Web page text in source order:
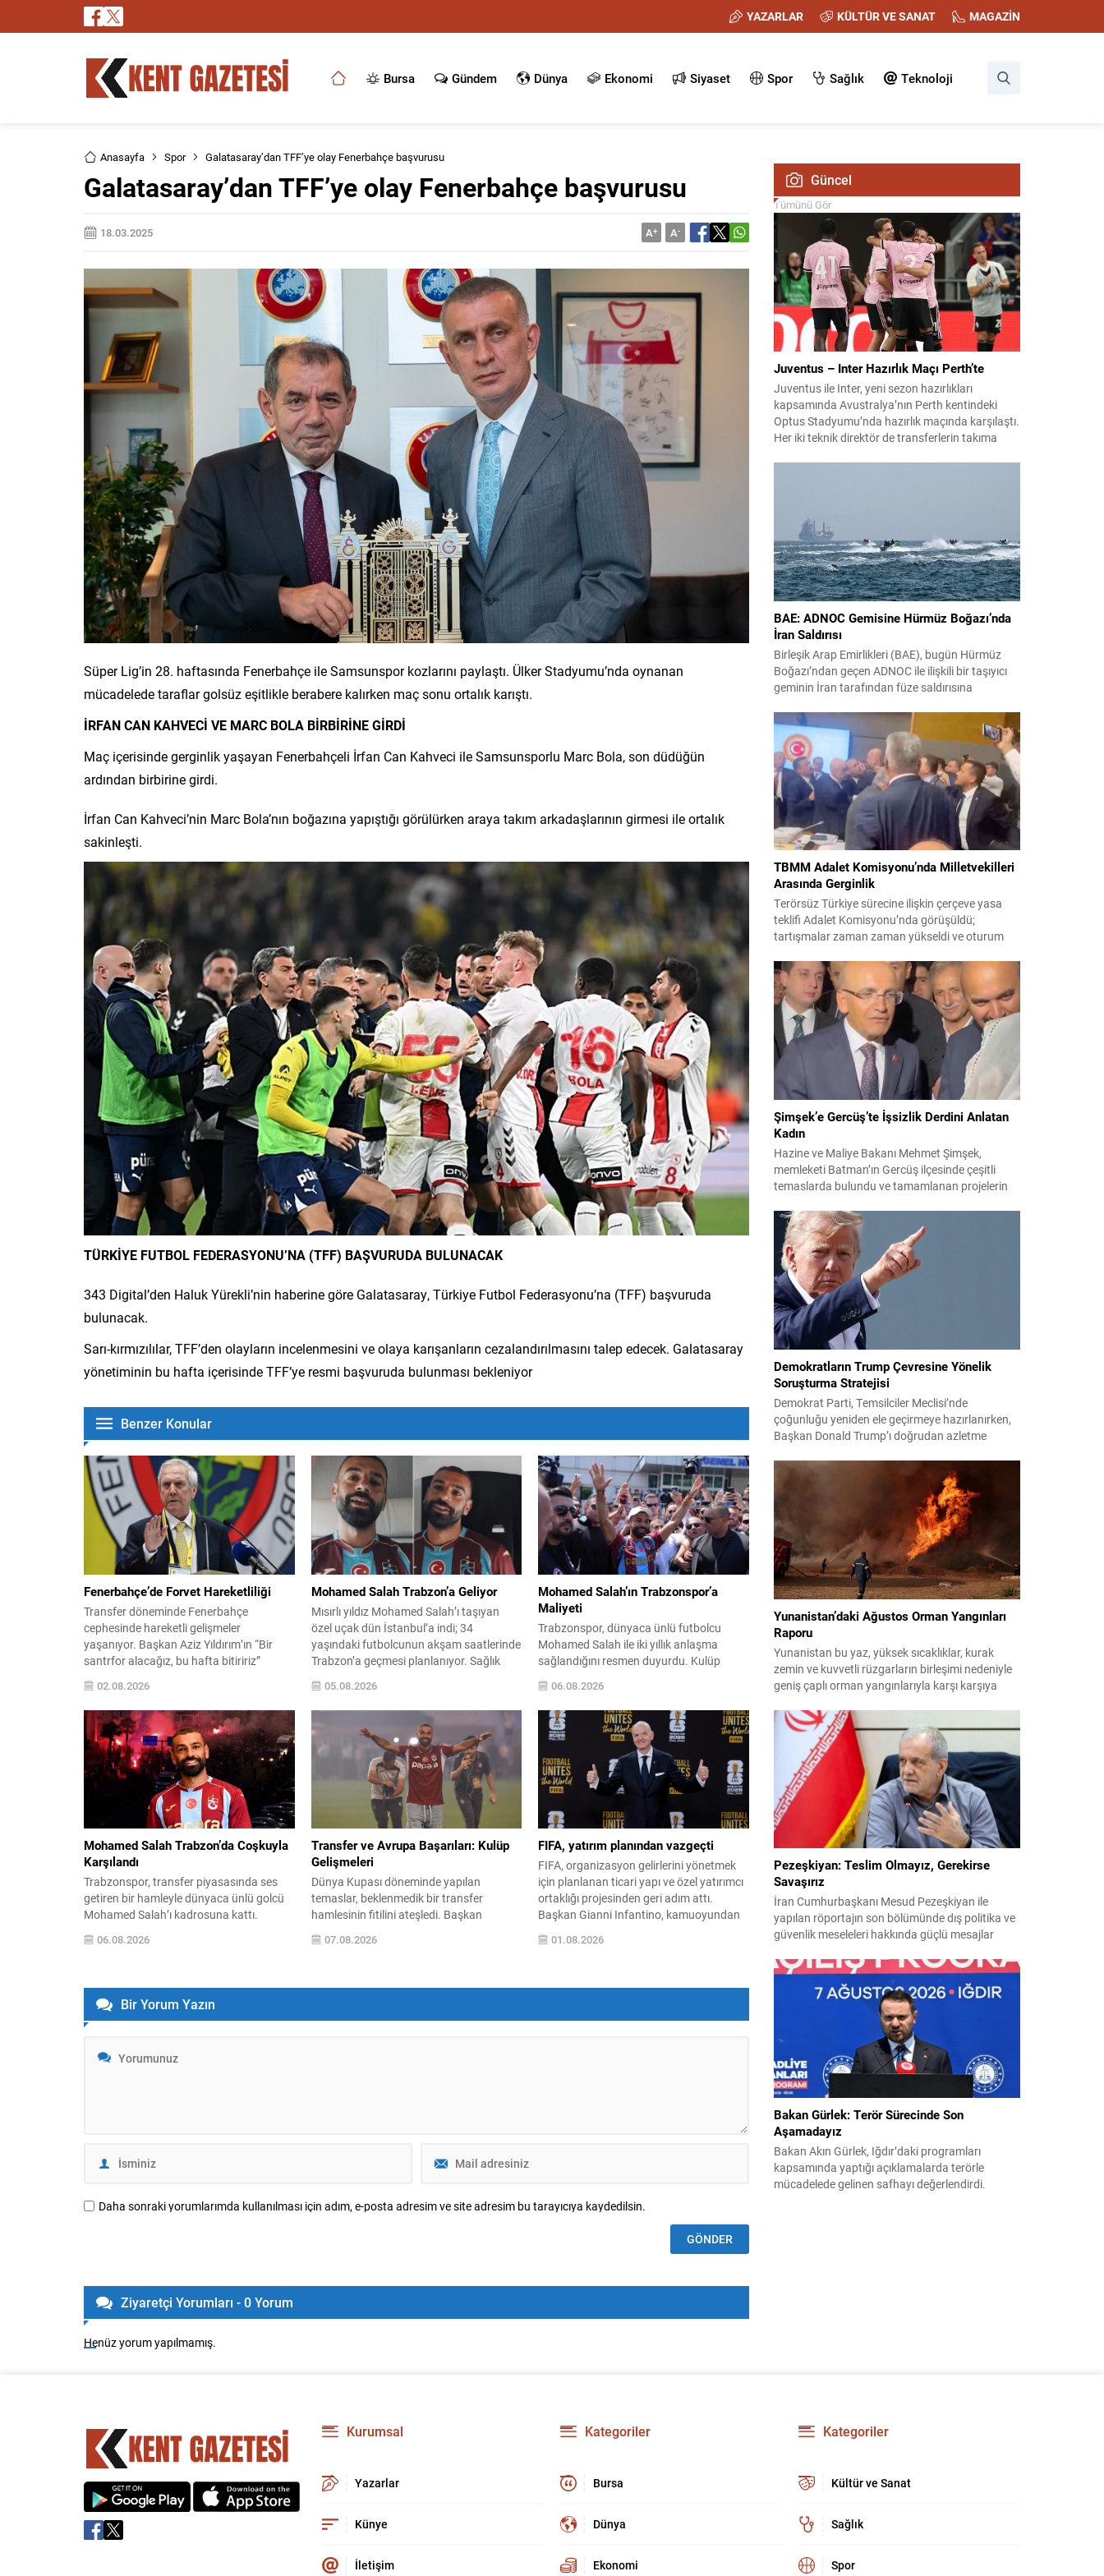
YAZARLAR KÜLTÜR VE SANAT MAGAZİN
Bursa Gündem Dünya Ekonomi Siyaset Spor Sağlık Teknoloji
Anasayfa Spor Galatasaray’dan TFF’ye olay Fenerbahçe başvurusu
Galatasaray’dan TFF’ye olay Fenerbahçe başvurusu
18.03.2025 A+ A-
Süper Lig’in 28. haftasında Fenerbahçe ile Samsunspor kozlarını paylaştı. Ülker Stadyumu’nda oynanan
mücadelede taraflar golsüz eşitlikle berabere kalırken maç sonu ortalık karıştı.
İRFAN CAN KAHVECİ VE MARC BOLA BİRBİRİNE GİRDİ
Maç içerisinde gerginlik yaşayan Fenerbahçeli İrfan Can Kahveci ile Samsunsporlu Marc Bola, son düdüğün
ardından birbirine girdi.
İrfan Can Kahveci’nin Marc Bola’nın boğazına yapıştığı görülürken araya takım arkadaşlarının girmesi ile ortalık
sakinleşti.
TÜRKİYE FUTBOL FEDERASYONU’NA (TFF) BAŞVURUDA BULUNACAK
343 Digital’den Haluk Yürekli’nin haberine göre Galatasaray, Türkiye Futbol Federasyonu’na (TFF) başvuruda
bulunacak.
Sarı-kırmızılılar, TFF’den olayların incelenmesini ve olaya karışanların cezalandırılmasını talep edecek. Galatasaray
yönetiminin bu hafta içerisinde TFF’ye resmi başvuruda bulunması bekleniyor
Benzer Konular
Fenerbahçe’de Forvet Hareketliliği
Transfer döneminde Fenerbahçe
cephesinde hareketli gelişmeler
yaşanıyor. Başkan Aziz Yıldırım’ın “Bir
santrfor alacağız, bu hafta bitiririz”
arayışlarıyle ilgili yeni isimler gündeme
geldi. Sabah gazetesinin aktardığı bilgiye
göre; Başkan Yıldırım’ın işaret ettiği
isimlerden biri Serhou Guirassy. Gineli
forvet için Borussia Dortmund ile
görüşmelerin sürdüğü, bonservis
bedelinin 30...
02.08.2026
Mohamed Salah Trabzon’a Geliyor
Mısırlı yıldız Mohamed Salah’ı taşıyan
özel uçak dün İstanbul’a indi; 34
yaşındaki futbolcunun akşam saatlerinde
Trabzon’a geçmesi planlanıyor. Sağlık
kulüple resmi sözleşmeyi imzalayacak.
Tatilini geçirdiği Yunanistan’dan gelen
Salah, uçakta Trabzonspor’un 61
numaralı formasıyla poz verdi ve kulübün
sosyal medya hesabından taraftarlara
seslendi: “Trabzon hazır mısın? Çok
05.08.2026
Mohamed Salah’ın Trabzonspor’a
Maliyeti
Trabzonspor, dünyaca ünlü futbolcu
Mohamed Salah ile iki yıllık anlaşma
sağlandığını resmen duyurdu. Kulüp
her sezon için garanti ücret ve imza
ödemesinin net şekilde belirtildiği
vurgulandı. Yapılan sözleşmeye göre,
Salah’a her bir futbol sezonu için
10.000.000 EUR yıllık ücret ve 7.000.000
EUR imza ücreti olmak üzere...
06.08.2026
Mohamed Salah Trabzon’da Coşkuyla
Karşılandı
Trabzonspor, transfer piyasasında ses
getiren bir hamleyle dünyaca ünlü golcü
Mohamed Salah’ı kadrosuna kattı.
İstanbul’da gerçekleştirilen transfer
sürecinin ardından Salah, sağlık
mavili taraftarların sevgi gösterileri
eşliğinde karşılanan Mısırlı yıldız, kulüp
başkanı Ertuğrul Doğan ile birlikte
karşılamada büyük...
06.08.2026
Transfer ve Avrupa Başarıları: Kulüp
Gelişmeleri
Dünya Kupası döneminde yapılan
temaslar, beklenmedik bir transfer
hamlesinin fitilini ateşledi. Başkan
Ertuğrul Doğan’ın Fatih Tekke’ye
yönelttiği “Salah’ı ister misin?” sorusu,
07.08.2026
FIFA, yatırım planından vazgeçti
FIFA, organizasyon gelirlerini yönetmek
için planlanan ticari yapı ve özel yatırımcı
ortaklığı projesinden geri adım attı.
Başkan Gianni Infantino, kamuoyundan
gelen yoğun eleştiriler ve toplum içinde
yarattığı ayrışma nedeniyle teklifin artık
01.08.2026
Bir Yorum Yazın
Daha sonraki yorumlarımda kullanılması için adım, e-posta adresim ve site adresim bu tarayıcıya kaydedilsin.
Ziyaretçi Yorumları - 0 Yorum
Henüz yorum yapılmamış.
Güncel
Tümünü Gör
Juventus – Inter Hazırlık Maçı Perth’te
Juventus ile Inter, yeni sezon hazırlıkları
kapsamında Avustralya’nın Perth kentindeki
Optus Stadyumu’nda hazırlık maçında karşılaştı.
Her iki teknik direktör de transferlerin takıma
Yıldız ilk 11’de görev alırken,...
BAE: ADNOC Gemisine Hürmüz Boğazı’nda
İran Saldırısı
Birleşik Arap Emirlikleri (BAE), bugün Hürmüz
Boğazı’ndan geçen ADNOC ile ilişkili bir taşıyıcı
geminin İran tarafından füze saldırısına
alındığını bildirirken saldırıyı kınadı ve Tahran’ı
korsanlıkla suçladı. WAM ajansının aktardığı ilk
açıklamada, ADNOC’a ait bir geminin sabah
saatlerinde hedef alındığı belirtildi; ilerleyen
dakikalarda ise BAE...
TBMM Adalet Komisyonu’nda Milletvekilleri
Arasında Gerginlik
Terörsüz Türkiye sürecine ilişkin çerçeve yasa
teklifi Adalet Komisyonu’nda görüşüldü;
tartışmalar zaman zaman yükseldi ve oturum
çalışmalarında kimi milletvekilleri arasında sözlü
gerilim yaşandı, daha sonra fiziksel arbede çıktı.
Görüşme sırasında İyi Parti ile MHP milletvekilleri
arasında söz düellosu başladı; taraflar birbirlerini
sert ifadelerle eleştirdi. Tartışma...
Şimşek’e Gercüş’te İşsizlik Derdini Anlatan
Kadın
Hazine ve Maliye Bakanı Mehmet Şimşek,
memleketi Batman’ın Gercüş ilçesinde çeşitli
temaslarda bulundu ve tamamlanan projelerin
sakinleriyle sohbet ettiği esnada bir yaşlı kadının
çocuklarının işsizliğine dair yakınmasını dinledi.
Kadının dertlerini Kürtçe olarak doğrudan Bakan
Şimşek’e aktarması, orada bulunanların ilgisini
çekti. Şimşek ise samimi bir...
Demokratların Trump Çevresine Yönelik
Soruşturma Stratejisi
Demokrat Parti, Temsilciler Meclisi’nde
çoğunluğu yeniden ele geçirmeye hazırlanırken,
Başkan Donald Trump’ı doğrudan azletme
hedef alan kapsamlı soruşturmalar yürütmeyi
planlıyor. Parti yöneticileri ve komisyon
danışmanları, şirketler, yükleniciler ve finans
kuruluşları üzerinden belge ve tanıklık toplama
yöntemlerini değerlendiriyor. Demokratlar, Beyaz
Saray’la doğrudan çatışmaya...
Yunanistan’daki Ağustos Orman Yangınları
Raporu
Yunanistan bu yaz, yüksek sıcaklıklar, kurak
zemin ve kuvvetli rüzgarların birleşimi nedeniyle
geniş çaplı orman yangınlarıyla karşı karşıya
yerleşim birimleri tahliye edildi ve geniş orman
alanları yok oldu. 31 Temmuz’da Attiki’nin batısı
ile Voiotia’da başlayan yangınlar yoğun
müdahale sonucu birkaç gün süren çabalarla...
Pezeşkiyan: Teslim Olmayız, Gerekirse
Savaşırız
İran Cumhurbaşkanı Mesud Pezeşkiyan ile
yapılan röportajın son bölümünde dış politika ve
güvenlik meseleleri hakkında güçlü mesajlar
hem de savunmaya hazır olduklarını vurguladı ve
uygulamaya konulamayan 14 Haziran
mutabakat zaptına ilişkin görüşlerini paylaştı.
“Mutabakat zaptını savunacağız; geri adım
atmayız” Pezeşkiyan, varılan anlaşmanın
savunulacağını belirterek,...
Bakan Gürlek: Terör Sürecinde Son
Aşamadayız
Bakan Akın Gürlek, Iğdır’daki programları
kapsamında yaptığı açıklamalarda terörle
mücadelede gelinen safhayı değerlendirdi.
Kurumsal
Yazarlar
Künye
İletişim
Kategoriler
Bursa
Dünya
Ekonomi
Kategoriler
Kültür ve Sanat
Sağlık
Spor